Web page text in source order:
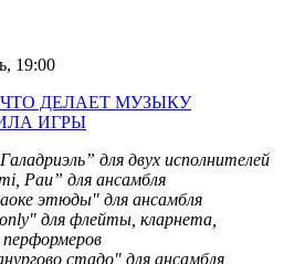
19:00
ЧТО ДЕЛАЕТ МУЗЫКУ
ИГРЫ
для двух исполнителей
Pau” для ансамбля
этюды" для ансамбля
для флейты, кларнета,
перформеров
стадо" для ансамбля